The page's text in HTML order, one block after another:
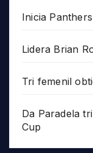
Inicia
Lidera Brian
Tri femenil
Da Paradela
Cup